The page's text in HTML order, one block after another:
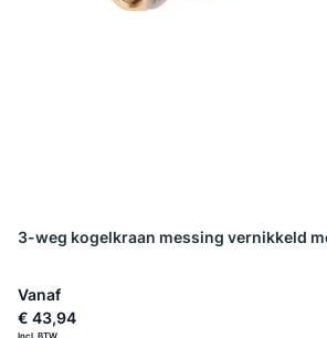
3-weg kogelkraan messing vernikkeld
Vanaf
€ 43,94